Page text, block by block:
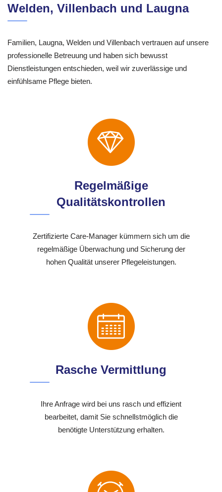
Welden, Villenbach und Laugna
Familien, Laugna, Welden und Villenbach vertrauen auf unsere
professionelle Betreuung und haben sich bewusst
Dienstleistungen entschieden, weil wir zuverlässige und
einfühlsame Pflege bieten.
Regelmäßige
Qualitätskontrollen
Zertifizierte Care-Manager kümmern sich um die
regelmäßige Überwachung und Sicherung der
hohen Qualität unserer Pflegeleistungen.
Rasche Vermittlung
Ihre Anfrage wird bei uns rasch und effizient
bearbeitet, damit Sie schnellstmöglich die
benötigte Unterstützung erhalten.